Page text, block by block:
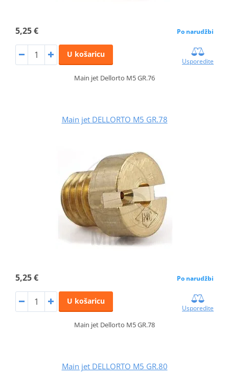
5,25 € Po narudžbi
U košaricu
Usporedite
Main jet Dellorto M5 GR.76
Main jet DELLORTO M5 GR.78
5,25 € Po narudžbi
U košaricu
Usporedite
Main jet Dellorto M5 GR.78
Main jet DELLORTO M5 GR.80